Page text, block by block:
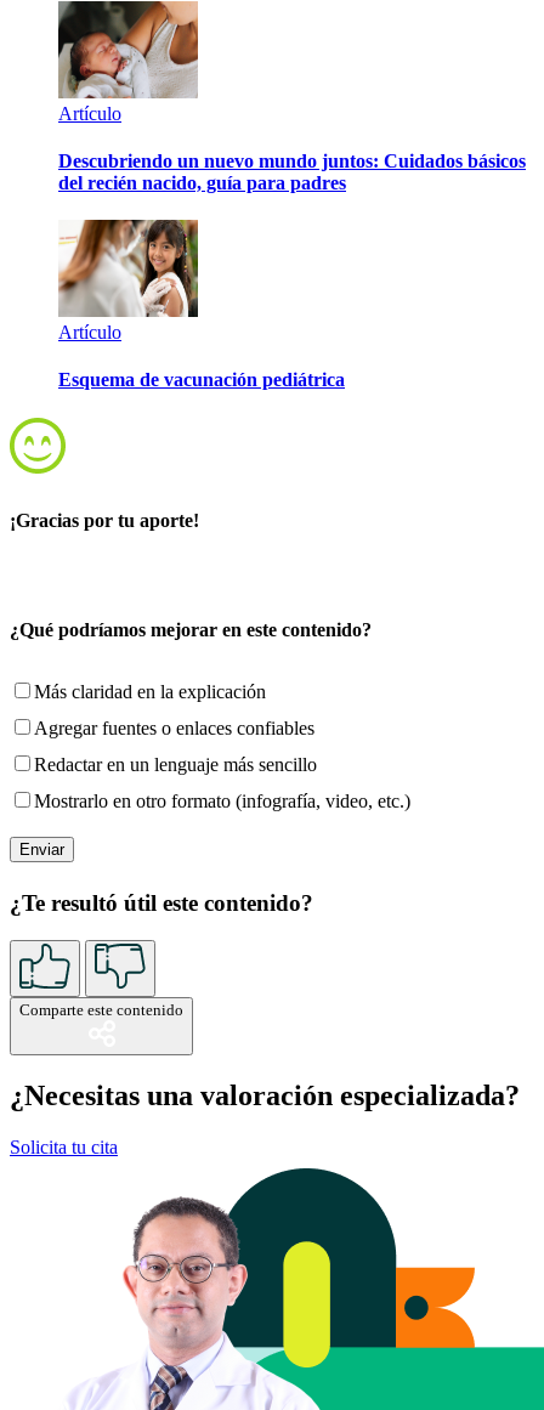
Artículo
Descubriendo un nuevo mundo juntos: Cuidados básicos
del recién nacido, guía para padres
Artículo
Esquema de vacunación pediátrica
¡Gracias por tu aporte!
¿Qué podríamos mejorar en este contenido?
Más claridad en la explicación
Agregar fuentes o enlaces confiables
Redactar en un lenguaje más sencillo
Mostrarlo en otro formato (infografía, video, etc.)
¿Te resultó útil este contenido?
Comparte este contenido
¿Necesitas una valoración especializada?
Solicita tu cita